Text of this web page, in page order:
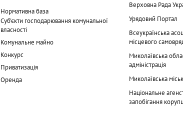
Нормативна база
Суб'єкти господарювання комунальної
власності
Комунальне майно
Конкурс
Приватизація
Оренда
Верховна Рада
Урядовий Портал
Всеукраїнська
місцевого
Миколаївська
адміністрація
Миколаївська
Національне
запобігання